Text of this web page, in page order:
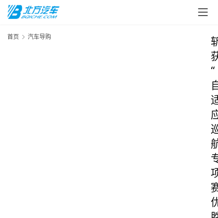
首页 汽车导购
“